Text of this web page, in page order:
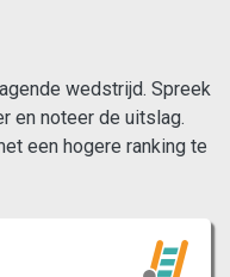
wedstrijd. Spreek
en noteer de uitslag.
een hogere ranking te